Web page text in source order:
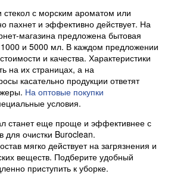
стекол с морским ароматом или
пахнет и эффективно действует. На
магазина предложена бытовая
и 5000 мл. В каждом предложении
и качества. Характеристики
на их страницах, а на
касательно продукции ответят
На оптовые покупки
условия.
станет еще проще и эффективнее с
для очистки Buroclean.
мягко действует на загрязнения и
веществ. Подберите удобный
приступить к уборке.